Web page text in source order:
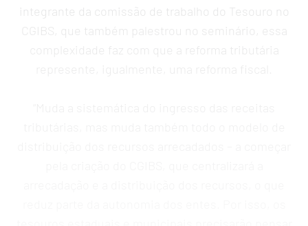
integrante da comissão de trabalho do Tesouro no
CGIBS, que também palestrou no seminário, essa